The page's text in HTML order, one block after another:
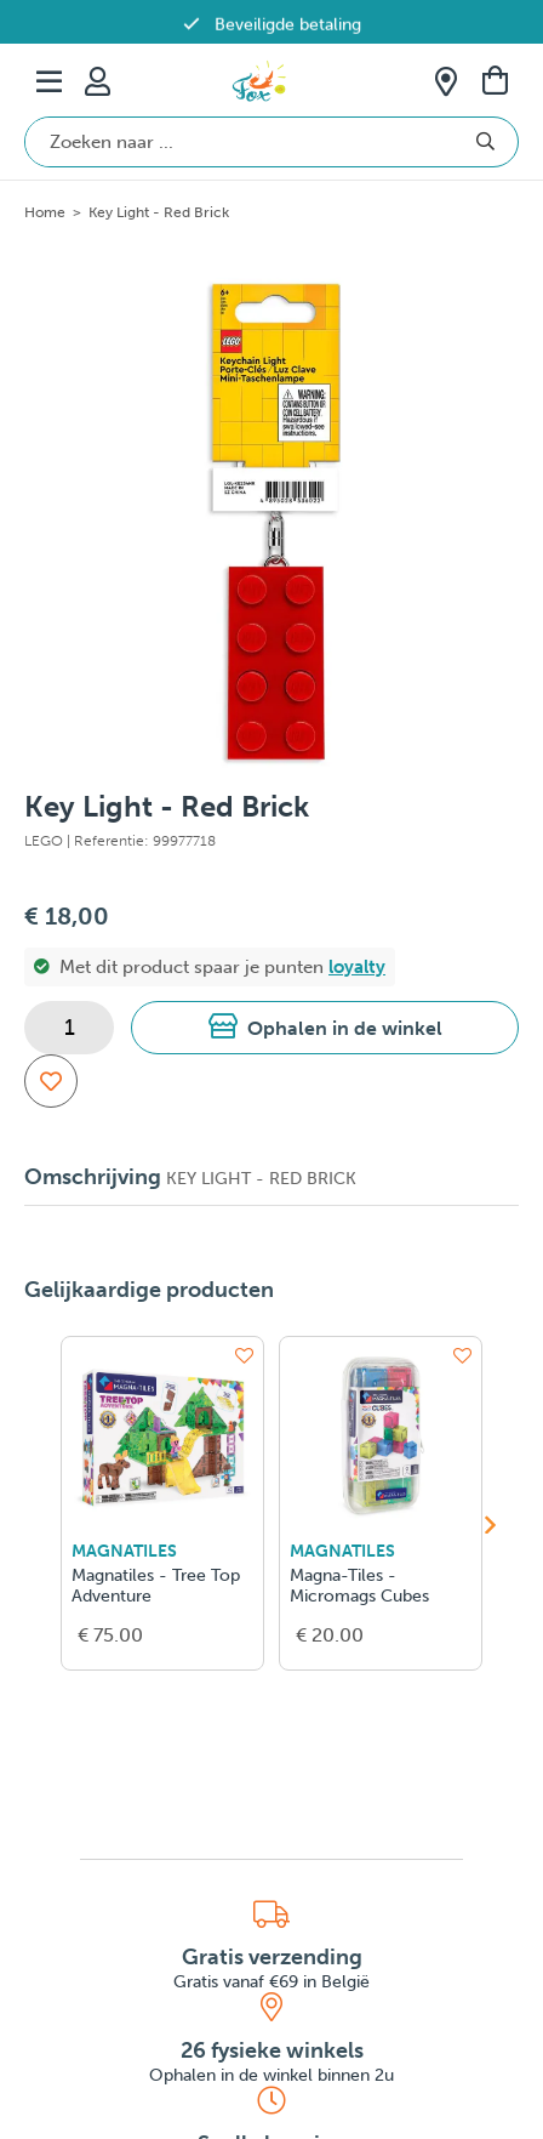
Beveiligde betaling
Gratis verzending vanaf €69 in België
Home > Key Light - Red Brick
Key Light - Red Brick
LEGO | Referentie: 99977718
€ 18,00
Met dit product spaar je punten loyalty
Ophalen in de winkel
Omschrijving KEY LIGHT - RED BRICK
Gelijkaardige producten
MAGNATILES
Magnatiles - Tree Top
Adventure
€ 75.00
MAGNATILES
Magna-Tiles -
Micromags Cubes
€ 20.00
Gratis verzending
Gratis vanaf €69 in België
26 fysieke winkels
Ophalen in de winkel binnen 2u